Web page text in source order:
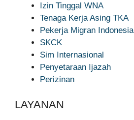
Izin Tinggal WNA
Tenaga Kerja Asing TKA
Pekerja Migran Indonesia
SKCK
Sim Internasional
Penyetaraan Ijazah
Perizinan
LAYANAN